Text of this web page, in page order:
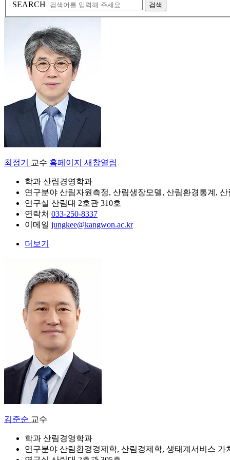
SEARCH 검색
최정기 교수 홈페이지 새창열림
학과 산림경영학과
연구분야 산림자원측정, 산림생장모델, 산림환경통계, 산
연구실 산림대 2호관 310호
연락처 033-250-8337
이메일 jungkee@kangwon.ac.kr
더보기
김준순 교수
학과 산림경영학과
연구분야 산림환경경제학, 산림경제학, 생태계서비스 가